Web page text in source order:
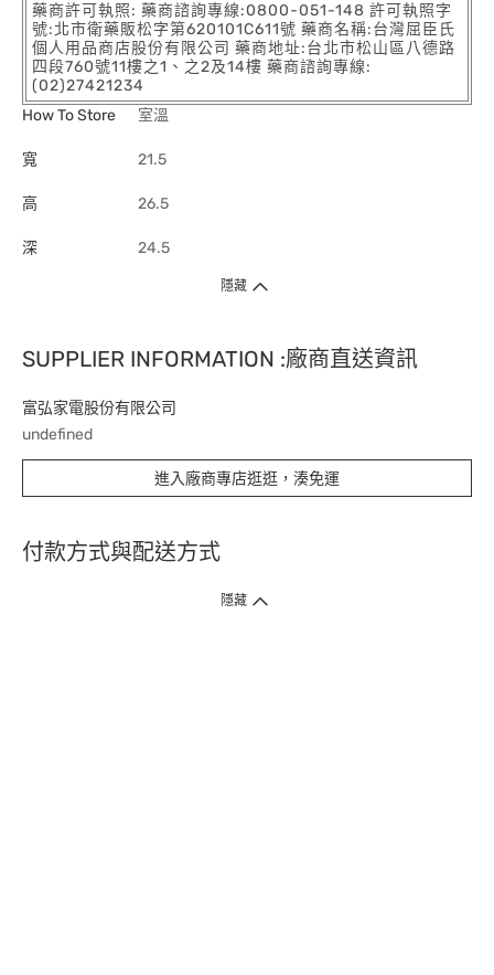
藥商許可執照: 藥商諮詢專線:0800-051-148 許可執照字
號:北市衛藥販松字第620101C611號 藥商名稱:台灣屈臣氏
個人用品商店股份有限公司 藥商地址:台北市松山區八德路
四段760號11樓之1、之2及14樓 藥商諮詢專線:
(02)27421234
How To Store
室溫
寬 21.5
高 26.5
深 24.5
隱藏
SUPPLIER INFORMATION :廠商直送資訊
富弘家電股份有限公司
undefined
進入廠商專店逛逛，湊免運
付款方式與配送方式
隱藏